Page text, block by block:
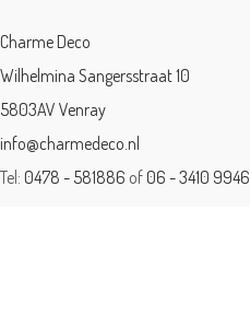
Charme Deco
Wilhelmina Sangersstraat 10
5803AV Venray
info@charmedeco.nl
Tel: 0478 - 581886 of 06 - 3410 9946